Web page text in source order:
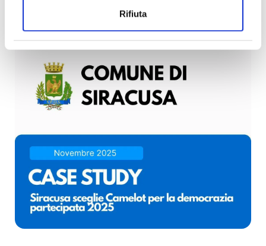
revocare il proprio consenso in qualsiasi momento
sull'icona di attivazione della privacy.
Con il tuo consenso, vorremmo anche:
raccogliere informazioni sulla tua posizione
geografica, con un'approssimazione di qualche
metro,
specifiche (impronte digitali).
Approfondisci come vengono elaborati i tuoi dati
personali e imposta le tue preferenze nella
dettagli. Puoi modificare o ritirare il tuo consenso in
qualsiasi momento dalla Dichiarazione sui cookie.
Rifiuta